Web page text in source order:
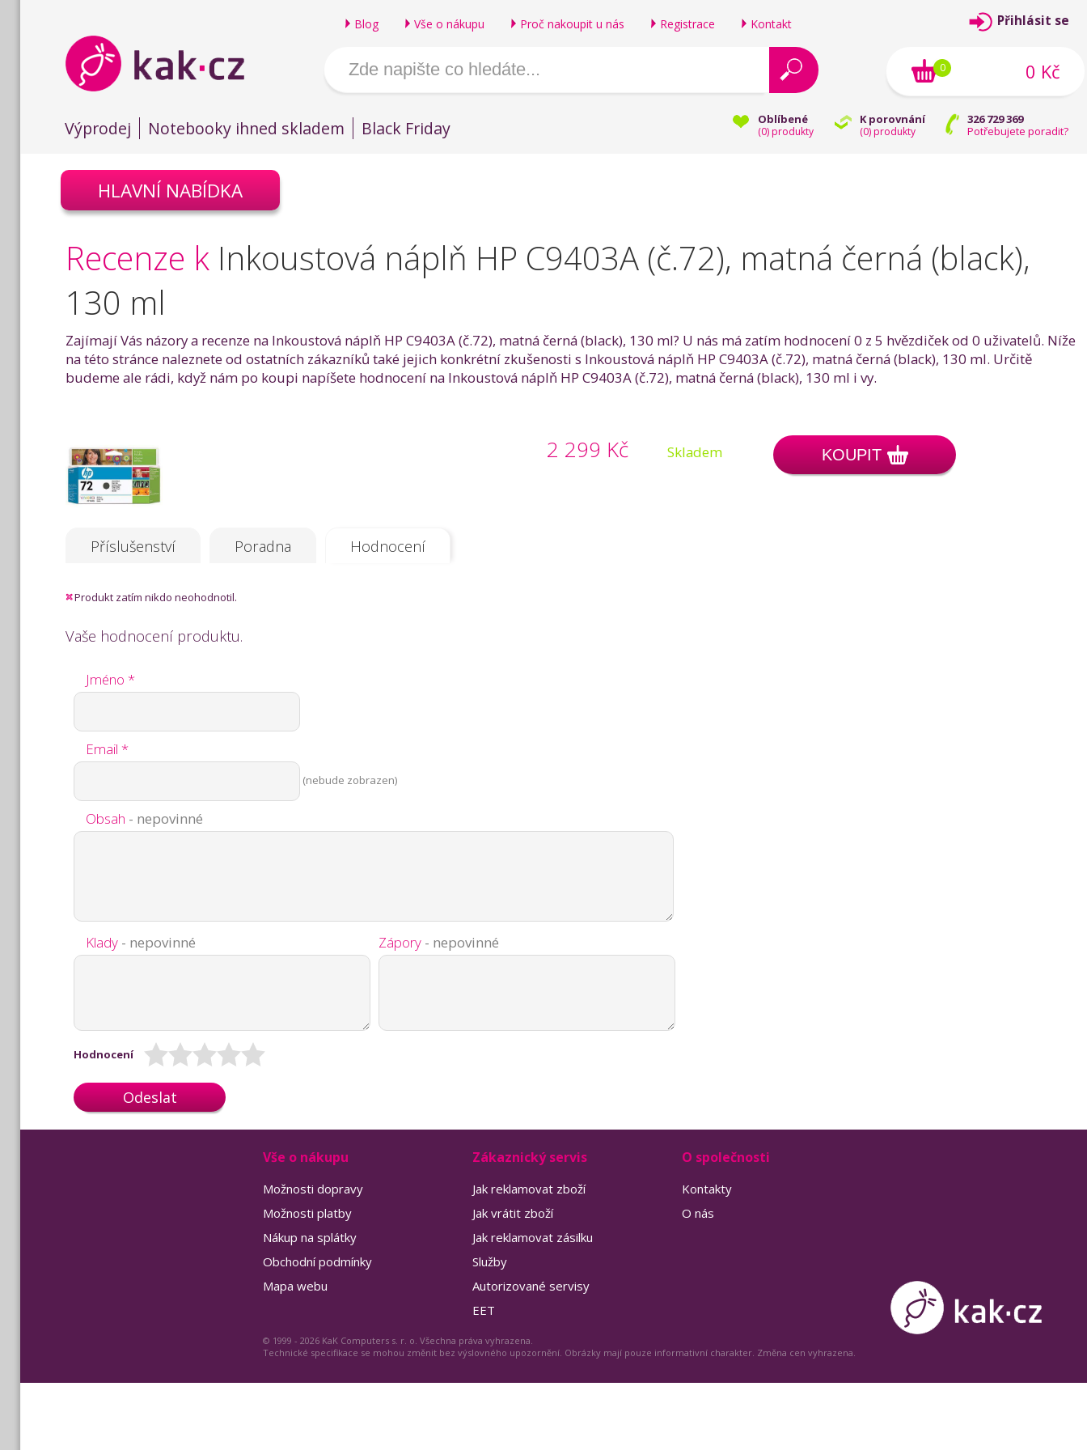
Blog Vše o nákupu Proč nakoupit u nás Registrace Kontakt
Oblíbené
(0) produkty
K porovnání
(0) produkty
326 729 369
Potřebujete poradit?
Výprodej Notebooky ihned skladem Black Friday
Přihlásit se
0 Kč
0
HLAVNÍ NABÍDKA
Recenze k Inkoustová náplň HP C9403A (č.72), matná černá (black),
130 ml
Zajímají Vás názory a recenze na Inkoustová náplň HP C9403A (č.72), matná černá (black), 130 ml? U nás má zatím hodnocení 0 z 5 hvězdiček od 0 uživatelů. Níže
na této stránce naleznete od ostatních zákazníků také jejich konkrétní zkušenosti s Inkoustová náplň HP C9403A (č.72), matná černá (black), 130 ml. Určitě
budeme ale rádi, když nám po koupi napíšete hodnocení na Inkoustová náplň HP C9403A (č.72), matná černá (black), 130 ml i vy.
2 299 Kč Skladem KOUPIT
Příslušenství Poradna Hodnocení
Produkt zatím nikdo neohodnotil.
Vaše hodnocení produktu.
Jméno *
Email *
(nebude zobrazen)
Obsah - nepovinné
Klady - nepovinné Zápory - nepovinné
Hodnocení
Odeslat
Vše o nákupu
Možnosti dopravy
Možnosti platby
Nákup na splátky
Obchodní podmínky
Mapa webu
Zákaznický servis
Jak reklamovat zboží
Jak vrátit zboží
Jak reklamovat zásilku
Služby
Autorizované servisy
EET
O společnosti
Kontakty
O nás
© 1999 - 2026 KaK Computers s. r. o. Všechna práva vyhrazena.
Technické specifikace se mohou změnit bez výslovného upozornění. Obrázky mají pouze informativní charakter. Změna cen vyhrazena.